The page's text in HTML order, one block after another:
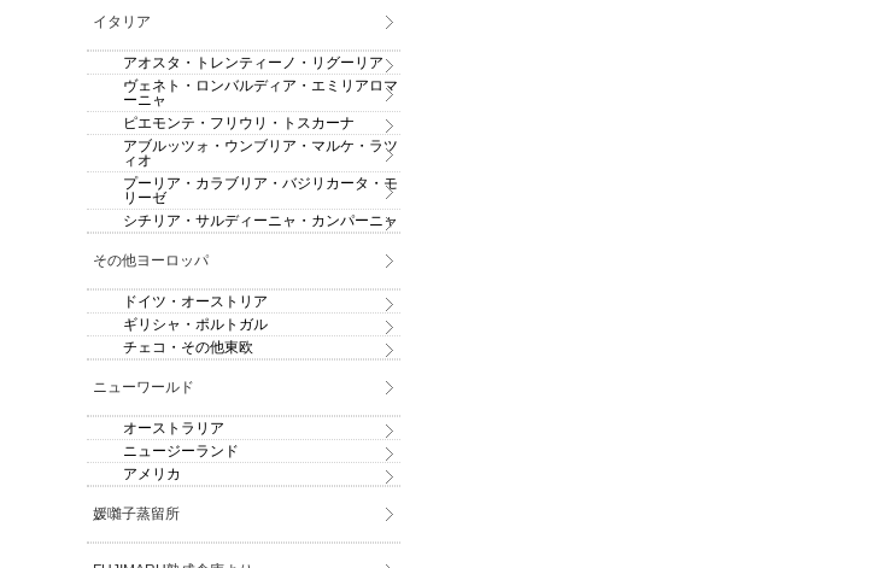
イタリア
アオスタ・トレンティーノ・リグーリア
ヴェネト・ロンバルディア・エミリアロマ
ーニャ
ピエモンテ・フリウリ・トスカーナ
アブルッツォ・ウンブリア・マルケ・ラツ
ィオ
プーリア・カラブリア・バジリカータ・モ
リーゼ
シチリア・サルディーニャ・カンパーニャ
その他ヨーロッパ
ドイツ・オーストリア
ギリシャ・ポルトガル
チェコ・その他東欧
ニューワールド
オーストラリア
ニュージーランド
アメリカ
媛囃子蒸留所